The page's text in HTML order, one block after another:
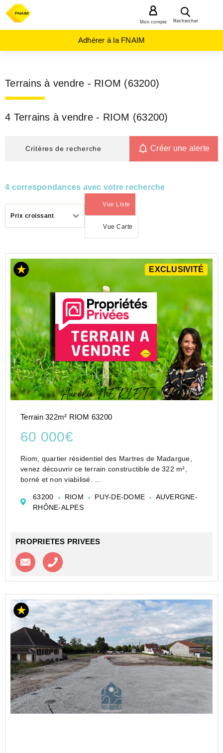
Rechercher
Mon compte
Adhérer à la FNAIM
Terrains à vendre - RIOM (63200)
4 Terrains à vendre - RIOM (63200)
Critères de recherche Créer une alerte
4 correspondances avec votre recherche
Prix croissant
Vue Liste
(activé)
Vue Carte
ACHAT
TERRAIN
AUVERGNE-
RHÔNE-
ALPES
PUY-
DE-
DOME
(63)
RIOM
(63200)
EXCLUSIVITÉ
Terrain 322m² RIOM 63200
60 000€
Riom, quartier résidentiel des Martres de Madargue,
venez découvrir ce terrain constructible de 322 m²,
borné et non viabilisé.
Prix : 60 000 euros
Pour visiter et vous accompagner dans votre projet,
63200 RIOM PUY-DE-DOME
AUVERGNE-
RHÔNE-ALPES
PROPRIETES PRIVEES
Contacter l'agence